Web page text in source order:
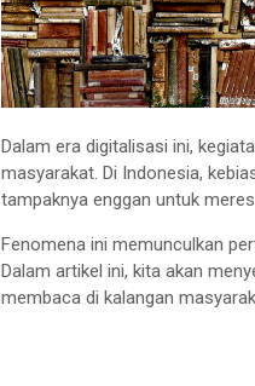
Dalam era digitalisasi ini,
masyarakat. Di Indonesia,
tampaknya enggan untuk
Fenomena ini memunculkan
Dalam artikel ini, kita akan
membaca di kalangan